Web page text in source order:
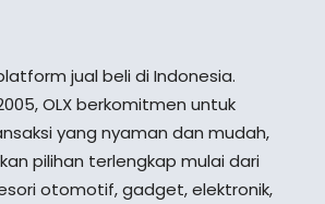
jual beli di Indonesia.
OLX berkomitmen untuk
yang nyaman dan mudah,
pilihan terlengkap mulai dari
otomotif, gadget, elektronik,